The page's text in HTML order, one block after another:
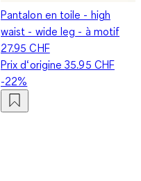
Pantalon en toile - high
waist - wide leg - à motif
27.95 CHF
Prix d‘origine35.95 CHF
-22%